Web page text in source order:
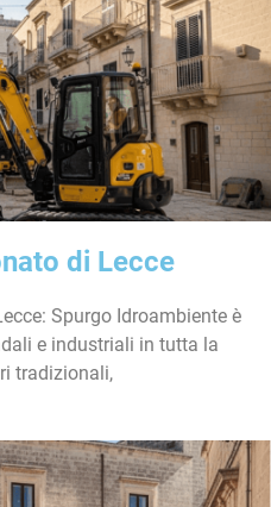
di Lecce
Spurgo Idroambiente è
e industriali in tutta la
tradizionali,